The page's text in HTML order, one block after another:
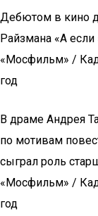
Дебютом в кино
Райзмана «А если
«Мосфильм» /
год
В драме Андрея
по мотивам
сыграл роль
«Мосфильм» /
год